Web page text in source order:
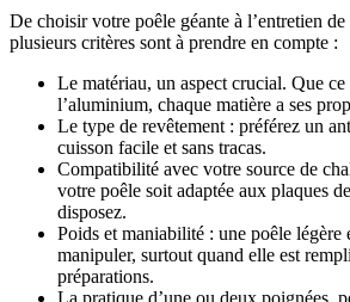
De choisir votre poêle géante à l’entretien
plusieurs critères sont à prendre en compte :
Le matériau, un aspect crucial. Que
l’aluminium, chaque matière a ses
Le type de revêtement : préférez un
cuisson facile et sans tracas.
Compatibilité avec votre source de
votre poêle soit adaptée aux plaques
disposez.
Poids et maniabilité : une poêle légère
manipuler, surtout quand elle est
préparations.